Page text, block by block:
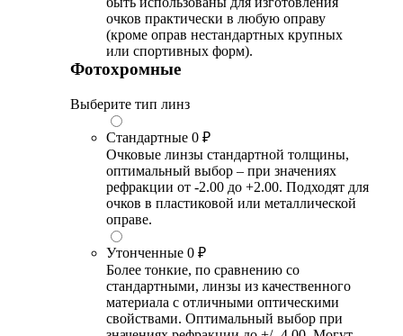
очков практически в любую оправу
(кроме оправ нестандартных крупных
или спортивных форм).
Фотохромные
Выберите тип линз
Стандартные 0 ₽
Очковые линзы стандартной толщины,
оптимальный выбор – при значениях
рефракции от -2.00 до +2.00. Подходят для
очков в пластиковой или металлической
оправе.
Утонченные 0 ₽
Более тонкие, по сравнению со
стандартными, линзы из качественного
материала с отличными оптическими
свойствами. Оптимальный выбор при